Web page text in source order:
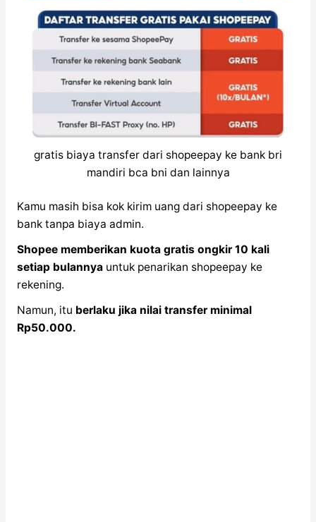
gratis biaya transfer dari shopeepay ke bank bri
mandiri bca bni dan lainnya
Kamu masih bisa kok kirim uang dari shopeepay ke
bank tanpa biaya admin.
Shopee memberikan kuota gratis ongkir 10 kali
setiap bulannyauntuk penarikan shopeepay ke
rekening.
Namun, itu berlaku jika nilai transfer minimal
Rp50.000.